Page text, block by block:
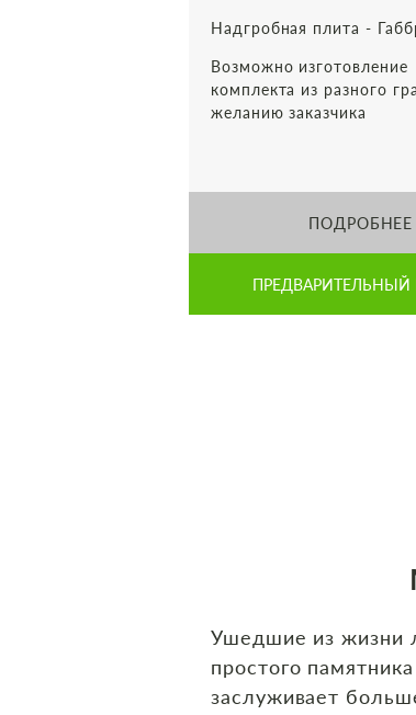
Надгробная плита -
Возможно изготовление
комплекта из разного
желанию заказчика
ПОДРОБНЕЕ
ПРЕДВАРИТЕЛЬНЫЙ
Ушедшие из жизни
простого
заслуживает